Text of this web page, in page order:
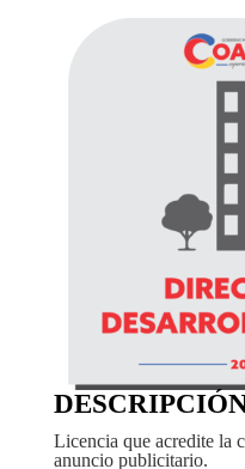
Licencia que acredite la
anuncio publicitario.